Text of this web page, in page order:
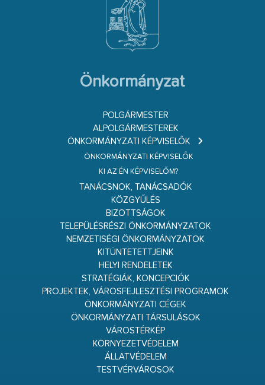
Önkormányzat
POLGÁRMESTER
ALPOLGÁRMESTEREK
ÖNKORMÁNYZATI KÉPVISELŐK
ÖNKORMÁNYZATI KÉPVISELŐK
KI AZ ÉN KÉPVISELŐM?
TANÁCSNOK, TANÁCSADÓK
KÖZGYŰLÉS
BIZOTTSÁGOK
TELEPÜLÉSRÉSZI ÖNKORMÁNYZATOK
NEMZETISÉGI ÖNKORMÁNYZATOK
KITÜNTETETTJEINK
HELYI RENDELETEK
STRATÉGIÁK, KONCEPCIÓK
PROJEKTEK, VÁROSFEJLESZTÉSI PROGRAMOK
ÖNKORMÁNYZATI CÉGEK
ÖNKORMÁNYZATI TÁRSULÁSOK
VÁROSTÉRKÉP
KÖRNYEZETVÉDELEM
ÁLLATVÉDELEM
TESTVÉRVÁROSOK